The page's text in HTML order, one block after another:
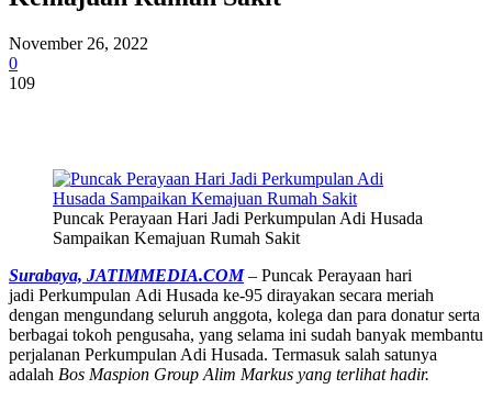
November 26, 2022
0
109
Puncak Perayaan Hari Jadi Perkumpulan Adi Husada
Sampaikan Kemajuan Rumah Sakit
Surabaya, JATIMMEDIA.COM– Puncak Perayaan hari
jadi Perkumpulan Adi Husada ke-95 dirayakan secara meriah
dengan mengundang seluruh anggota, kolega dan para donatur serta
berbagai tokoh pengusaha, yang selama ini sudah banyak membantu
perjalanan Perkumpulan Adi Husada. Termasuk salah satunya
adalah Bos Maspion Group Alim Markus yang terlihat hadir.